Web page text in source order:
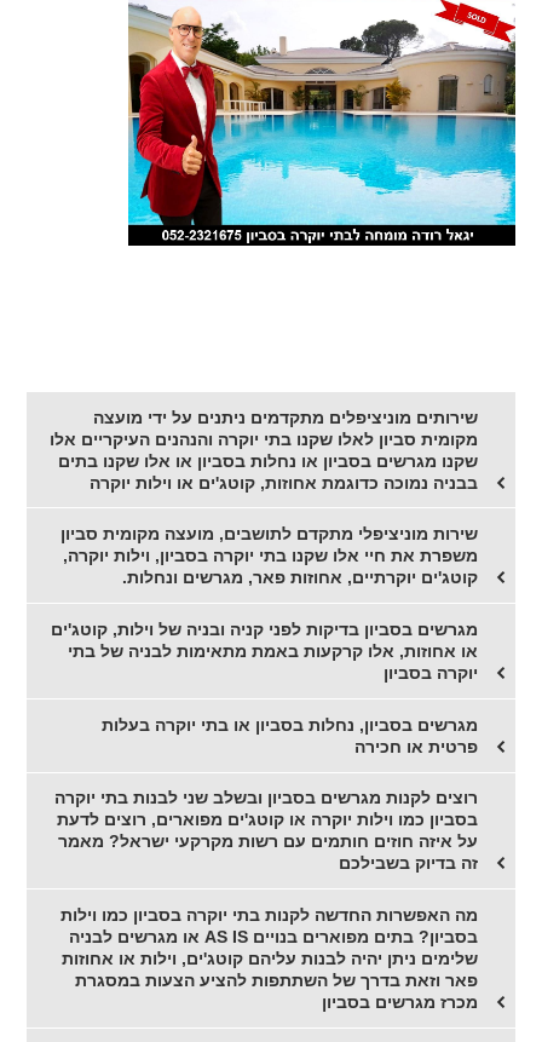
שירותים מוניציפלים מתקדמים ניתנים על ידי מועצה
מקומית סביון לאלו שקנו בתי יוקרה והנהנים העיקריים אלו
שקנו מגרשים בסביון או נחלות בסביון או אלו שקנו בתים
בבניה נמוכה כדוגמת אחוזות, קוטג'ים או וילות יוקרה
שירות מוניציפלי מתקדם לתושבים, מועצה מקומית סביון
משפרת את חיי אלו שקנו בתי יוקרה בסביון, וילות יוקרה,
קוטג'ים יוקרתיים, אחוזות פאר, מגרשים ונחלות.
מגרשים בסביון בדיקות לפני קניה ובניה של וילות, קוטג'ים
או אחוזות, אלו קרקעות באמת מתאימות לבניה של בתי
יוקרה בסביון
מגרשים בסביון, נחלות בסביון או בתי יוקרה בעלות
פרטית או חכירה
רוצים לקנות מגרשים בסביון ובשלב שני לבנות בתי יוקרה
בסביון כמו וילות יוקרה או קוטג'ים מפוארים, רוצים לדעת
על איזה חוזים חותמים עם רשות מקרקעי ישראל? מאמר
זה בדיוק בשבילכם
מה האפשרות החדשה לקנות בתי יוקרה בסביון כמו וילות
בסביון? בתים מפוארים בנויים AS IS או מגרשים לבניה
שלימים ניתן יהיה לבנות עליהם קוטג'ים, וילות או אחוזות
פאר וזאת בדרך של השתתפות להציע הצעות במסגרת
מכרז מגרשים בסביון